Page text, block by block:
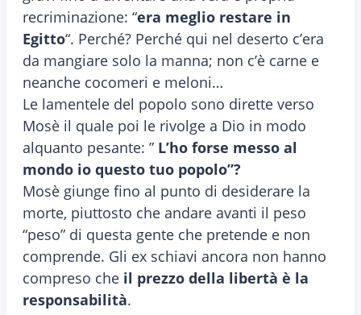
recriminazione: “era meglio restare in
Egitto“. Perché? Perché qui nel deserto c’era
da mangiare solo la manna; non c’è carne e
neanche cocomeri e meloni…
Le lamentele del popolo sono dirette verso
Mosè il quale poi le rivolge a Dio in modo
alquanto pesante: ” L’ho forse messo al
mondo io questo tuo popolo”?
Mosè giunge fino al punto di desiderare la
morte, piuttosto che andare avanti il peso
“peso” di questa gente che pretende e non
comprende. Gli ex schiavi ancora non hanno
compreso che il prezzo della libertà è la
responsabilità.